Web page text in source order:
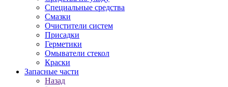
Специальные средства
Смазки
Очистители систем
Присадки
Герметики
Омыватели стекол
Краски
Запасные части
Назад